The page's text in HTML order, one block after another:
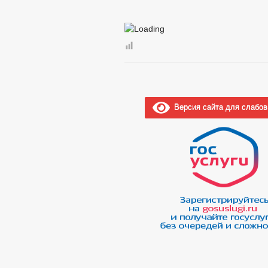
Версия сайта для